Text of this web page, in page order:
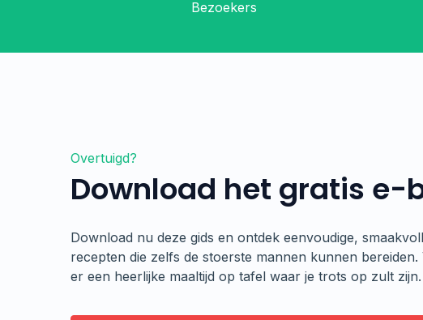
Bezoekers
Overtuigd?
Download het gratis e-
Download nu deze gids en ontdek eenvoudige,
recepten die zelfs de stoerste mannen kunnen bereiden.
er een heerlijke maaltijd op tafel waar je trots op zult zijn.